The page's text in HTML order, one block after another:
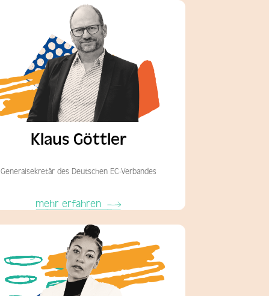
Klaus Göttler
Generalsekretär des Deutschen EC-Verbandes
mehr erfahren